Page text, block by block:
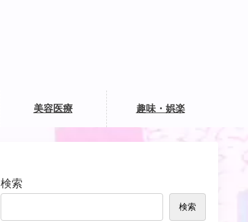
美容医療 趣味・娯楽
検索
検索